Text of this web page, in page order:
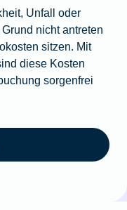
Unfall oder
nicht antreten
sitzen. Mit
diese Kosten
sorgenfrei